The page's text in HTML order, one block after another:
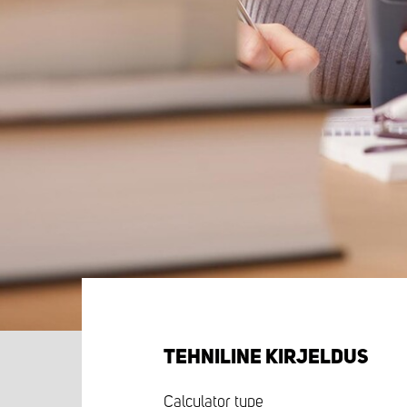
TEHNILINE KIRJELDUS
Calculator type